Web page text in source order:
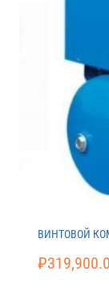
ВИНТОВОЙ
₽